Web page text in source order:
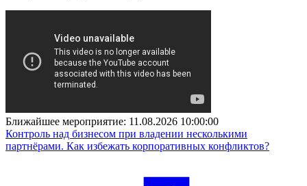
Ближайшее мероприятие: 11.08.2026 10:00:00
Контроль над бизнесом при владении несколькими
партнёрами. Как избежать корпоративных конфликтов?